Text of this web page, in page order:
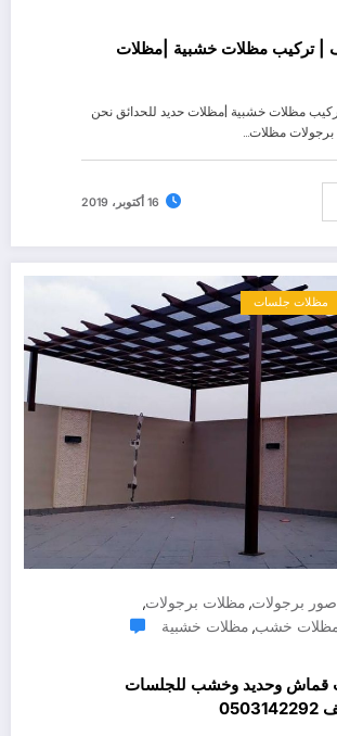
| تركيب مظلات خشبية |مظلات
مظلات خشبية |مظلات حديد للحدائق نحن
مظلات…
16 أكتوبر، 2019
مظلات جلسات
صور برجولات, مظلات برجولات,
خشب, مظلات خشبية
قماش وحديد وخشب للجلسات